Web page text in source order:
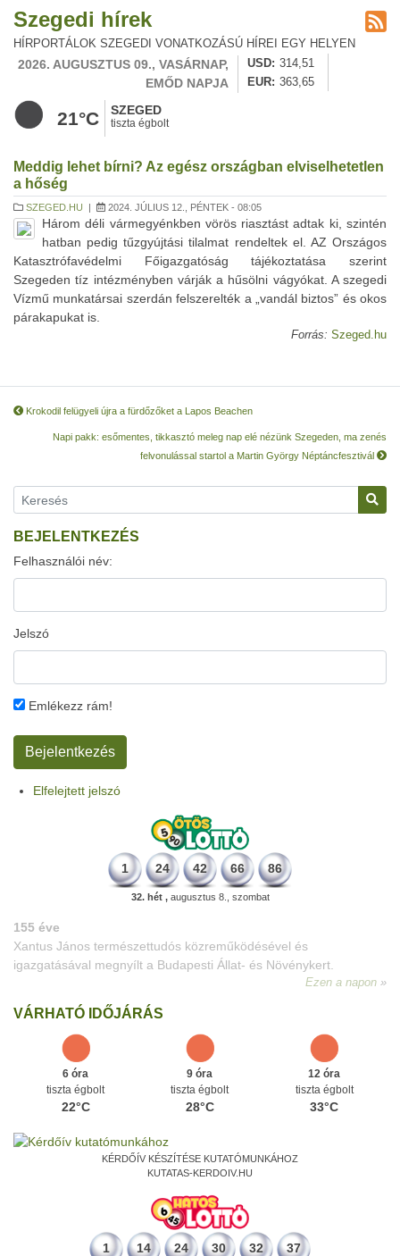
Szegedi hírek
HÍRPORTÁLOK SZEGEDI VONATKOZÁSÚ HÍREI EGY HELYEN
2026. AUGUSZTUS 09., VASÁRNAP,
EMŐD NAPJA
USD
314,51
EUR
363,65
21°C SZEGED
tiszta égbolt
Meddig lehet bírni? Az egész országban elviselhetetlen
a hőség
SZEGED.HU | 2024. JÚLIUS 12., PÉNTEK - 08:05
Három déli vármegyénkben vörös riasztást adtak ki, szintén
hatban pedig tűzgyújtási tilalmat rendeltek el. AZ Országos
Katasztrófavédelmi Főigazgatóság tájékoztatása szerint
Szegeden tíz intézményben várják a hűsölni vágyókat. A szegedi
Vízmű munkatársai szerdán felszerelték a „vandál biztos” és okos
párakapukat is.
Forrás: Szeged.hu
Krokodil felügyeli újra a fürdőzőket a Lapos Beachen
Napi pakk: esőmentes, tikkasztó meleg nap elé nézünk Szegeden, ma zenés
felvonulással startol a Martin György Néptáncfesztivál
BEJELENTKEZÉS
Felhasználói név:
Jelszó
Emlékezz rám!
Elfelejtett jelszó
1 24 42 66 86
32. hét ,augusztus 8., szombat
VÁRHATÓ IDŐJÁRÁS
6 óra
tiszta égbolt
22°C
9 óra
tiszta égbolt
28°C
12 óra
tiszta égbolt
33°C
KÉRDŐÍV KÉSZÍTÉSE KUTATÓMUNKÁHOZ
KUTATAS-KERDOIV.HU
1 14 24 30 32 37